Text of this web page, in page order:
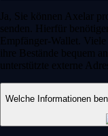
Ja, Sie können Axelar
senden. Hierfür
Empfänger-Wallet.
ihre Bestände bequem
unterstützte externe
Welche Informationen